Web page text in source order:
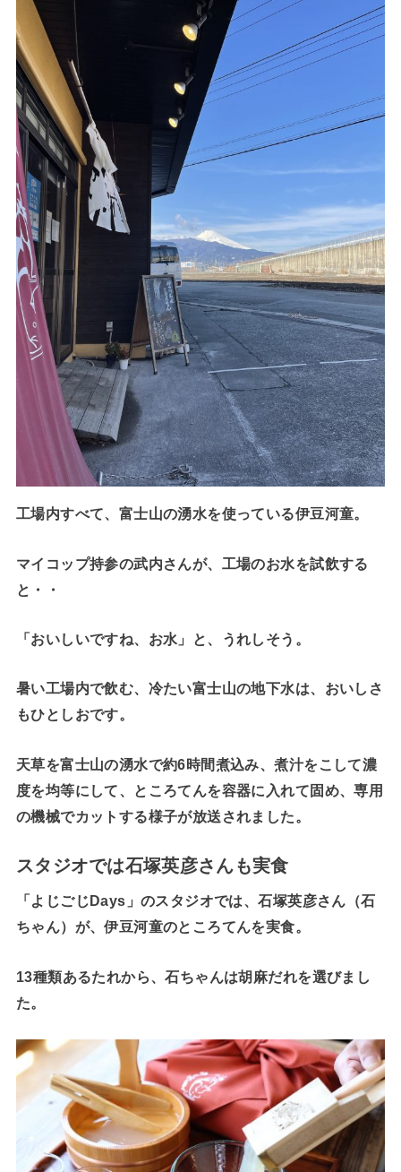
工場内すべて、富士山の湧水を使っている伊豆河童。
マイコップ持参の武内さんが、工場のお水を試飲する
と・・
「おいしいですね、お水」と、うれしそう。
暑い工場内で飲む、冷たい富士山の地下水は、おいしさ
もひとしおです。
天草を富士山の湧水で約6時間煮込み、煮汁をこして濃
度を均等にして、ところてんを容器に入れて固め、専用
の機械でカットする様子が放送されました。
スタジオでは石塚英彦さんも実食
「よじごじDays」のスタジオでは、石塚英彦さん（石
ちゃん）が、伊豆河童のところてんを実食。
13種類あるたれから、石ちゃんは胡麻だれを選びまし
た。